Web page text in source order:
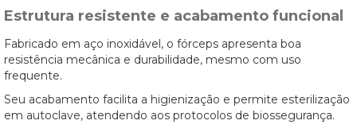
Estrutura resistente e acabamento funcional
Fabricado em aço inoxidável, o fórceps apresenta boa
resistência mecânica e durabilidade, mesmo com uso
frequente.
Seu acabamento facilita a higienização e permite esterilização
em autoclave, atendendo aos protocolos de biossegurança.